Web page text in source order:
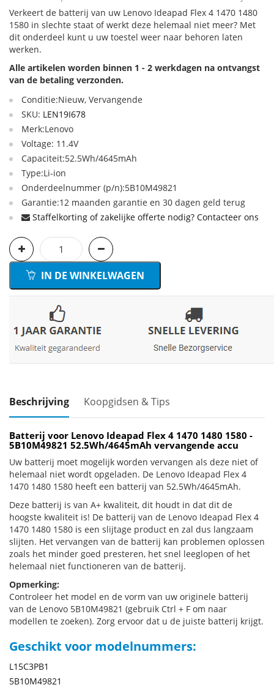
Verkeert de batterij van uw Lenovo Ideapad Flex 4 1470 1480
1580 in slechte staat of werkt deze helemaal niet meer? Met
dit onderdeel kunt u uw toestel weer naar behoren laten
werken.
Alle artikelen worden binnen 1 - 2 werkdagen na ontvangst
van de betaling verzonden.
Conditie:Nieuw, Vervangende
SKU: LEN19I678
Merk:Lenovo
Voltage: 11.4V
Capaciteit:52.5Wh/4645mAh
Type:Li-ion
Onderdeelnummer (p/n):5B10M49821
Garantie:12 maanden garantie en 30 dagen geld terug
Staffelkorting of zakelijke offerte nodig? Contacteer ons
IN DE WINKELWAGEN
Beschrijving Koopgidsen & Tips
Batterij voor Lenovo Ideapad Flex 4 1470 1480 1580 -
5B10M49821 52.5Wh/4645mAh vervangende accu
Uw batterij moet mogelijk worden vervangen als deze niet of
helemaal niet wordt opgeladen. De Lenovo Ideapad Flex 4
1470 1480 1580 heeft een batterij van 52.5Wh/4645mAh.
Deze batterij is van A+ kwaliteit, dit houdt in dat dit de
hoogste kwaliteit is! De batterij van de Lenovo Ideapad Flex 4
1470 1480 1580 is een slijtage product en zal dus langzaam
slijten. Het vervangen van de batterij kan problemen oplossen
zoals het minder goed presteren, het snel leeglopen of het
helemaal niet functioneren van de batterij.
Opmerking:
Controleer het model en de vorm van uw originele batterij
van de Lenovo 5B10M49821 (gebruik Ctrl + F om naar
modellen te zoeken). Zorg ervoor dat u de juiste batterij krijgt.
Geschikt voor modelnummers:
L15C3PB1
5B10M49821